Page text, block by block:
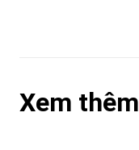
Xem thêm